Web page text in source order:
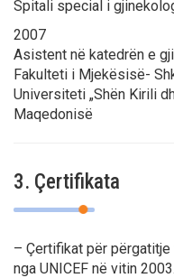
Spitali special i
2007
Asistent në katedrën e
Fakulteti i Mjekësisë-
Universiteti „Shën Kirili
Maqedonisë
3. Çertifikata
– Çertifikat për
nga UNICEF në vitin 2003.